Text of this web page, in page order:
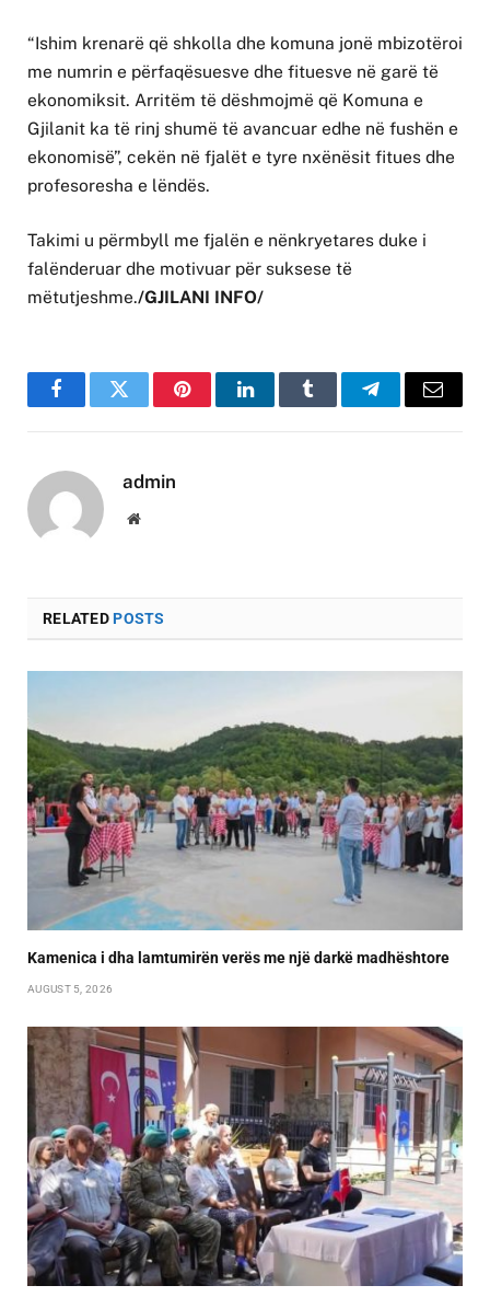
“Ishim krenarë që shkolla dhe komuna jonë mbizotëroi
me numrin e përfaqësuesve dhe fituesve në garë të
ekonomiksit. Arritëm të dëshmojmë që Komuna e
Gjilanit ka të rinj shumë të avancuar edhe në fushën e
ekonomisë”, cekën në fjalët e tyre nxënësit fitues dhe
profesoresha e lëndës.
Takimi u përmbyll me fjalën e nënkryetares duke i
falënderuar dhe motivuar për suksese të
mëtutjeshme./GJILANI INFO/
FacebookTwitter PinterestLinkedInTumblr TelegramEmail
admin
Website
RELATEDPOSTS
Kamenica i dha lamtumirën verës me një darkë madhështore
AUGUST 5, 2026